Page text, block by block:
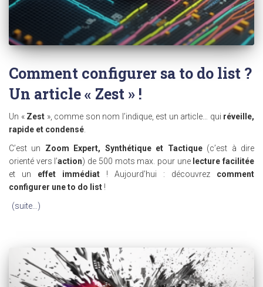
Comment configurer sa to do list ?
Un article « Zest » !
Un « Zest », comme son nom l’indique, est un article… qui réveille,
rapide et condensé
C’est un Zoom Expert, Synthétique et Tactique(c’est à dire
orienté vers l’action) de 500 mots max. pour une lecture facilitée
et un effet immédiat ! Aujourd’hui : découvrez comment
configurer une to do list !
(suite…)